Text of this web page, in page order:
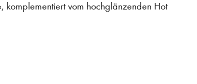
vom hochglänzenden Hot